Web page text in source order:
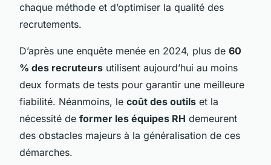
chaque méthode et d’optimiser la qualité des
recrutements.
D’après une enquête menée en 2024, plus de 60
% des recruteurs utilisent aujourd’hui au moins
deux formats de tests pour garantir une meilleure
fiabilité. Néanmoins, le coût des outils et la
nécessité de former les équipes RH demeurent
des obstacles majeurs à la généralisation de ces
démarches.